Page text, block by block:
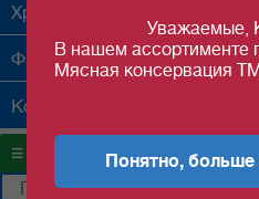
Хранение
Фасовкауслуги
Контакты
≡ Каталог товаров
Уважаемые,
В нашем ассортименте
Мясная
Понятно, больше